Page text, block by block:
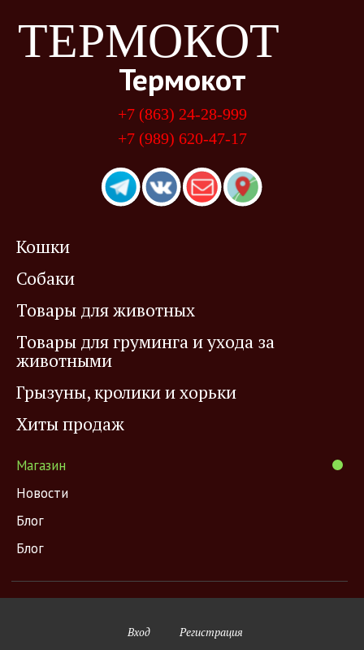
ТЕРМОКОТ
Термокот
+7 (863) 24-28-999
+7 (989) 620-47-17
Кошки
Собаки
Товары для животных
Товары для груминга и ухода за
животными
Грызуны, кролики и хорьки
Хиты продаж
Магазин
Новости
Блог
Блог
Вход Регистрация